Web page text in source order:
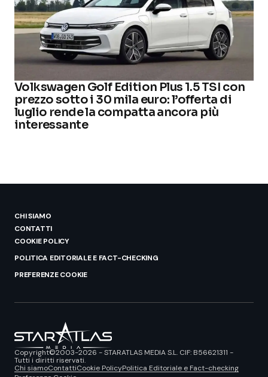
Volkswagen Golf Edition Plus 1.5 TSI con
prezzo sotto i 30 mila euro: l’offerta di
luglio rende la compatta ancora più
interessante
CHI SIAMO
CONTATTI
COOKIE POLICY
POLITICA EDITORIALE E FACT-CHECKING
PREFERENZE COOKIE
Copyright©2003-2026 - STARATLAS MEDIA S.L. CIF: B56621311 -
Tutti i diritti riservati.
Chi siamoContattiCookie PolicyPolitica Editoriale e Fact-checking